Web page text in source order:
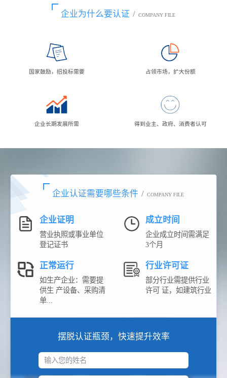
企业为什么要认证 / COMPANY FILE
国家鼓励，招投标需要 占领市场，扩大份额
企业长期发展所需 得到业主、政府、消费者认可
企业认证需要哪些条件 / COMPANY FILE
企业证明
营业执照或事业单位
登记证书
成立时间
企业成立时间需满足
3个月
正常运行
如生产企业：需要提
供生 产设备、采购清
单...
行业许可证
部分行业需提供行业
许可 证，如建筑行业
摆脱认证瓶颈，快速提升效率
输入您的姓名